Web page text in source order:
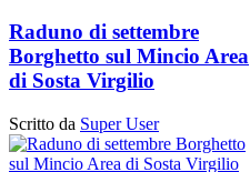
Raduno di settembre
Borghetto sul Mincio Area
di Sosta Virgilio
Scritto da Super User